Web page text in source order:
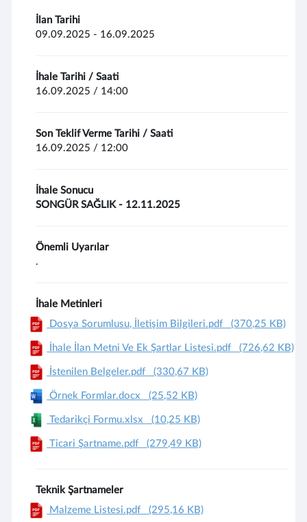
İlan Tarihi
09.09.2025 - 16.09.2025
İhale Tarihi / Saati
16.09.2025 / 14:00
Son Teklif Verme Tarihi / Saati
16.09.2025 / 12:00
İhale Sonucu
SONGÜR SAĞLIK - 12.11.2025
Önemli Uyarılar
.
İhale Metinleri
Dosya Sorumlusu, İletişim Bilgileri.pdf
(370,25 KB)
İhale İlan Metni Ve Ek Şartlar Listesi.pdf (726,62 KB)
İstenilen Belgeler.pdf (330,67 KB)
Örnek Formlar.docx (25,52 KB)
Tedarikçi Formu.xlsx (10,25 KB)
Ticari Şartname.pdf (279,49 KB)
Teknik Şartnameler
Malzeme Listesi.pdf
(295,16 KB)